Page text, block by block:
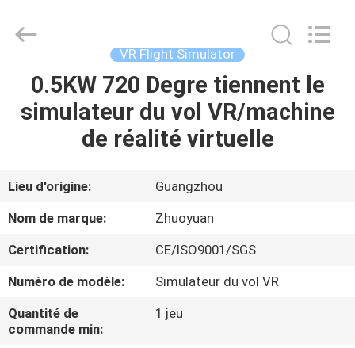
MAISON
VR
SHOW
À
PROPOS
Zhuoyuan
Co.,Ltd.
VR Flight Simulator
0.5KW 720 Degre tiennent le
simulateur du vol VR/machine
de réalité virtuelle
Lieu d'origine:
Guangzhou
Nom de marque:
Zhuoyuan
Certification:
CE/ISO9001/SGS
Numéro de modèle:
Simulateur du vol VR
Quantité de
commande min:
1 jeu